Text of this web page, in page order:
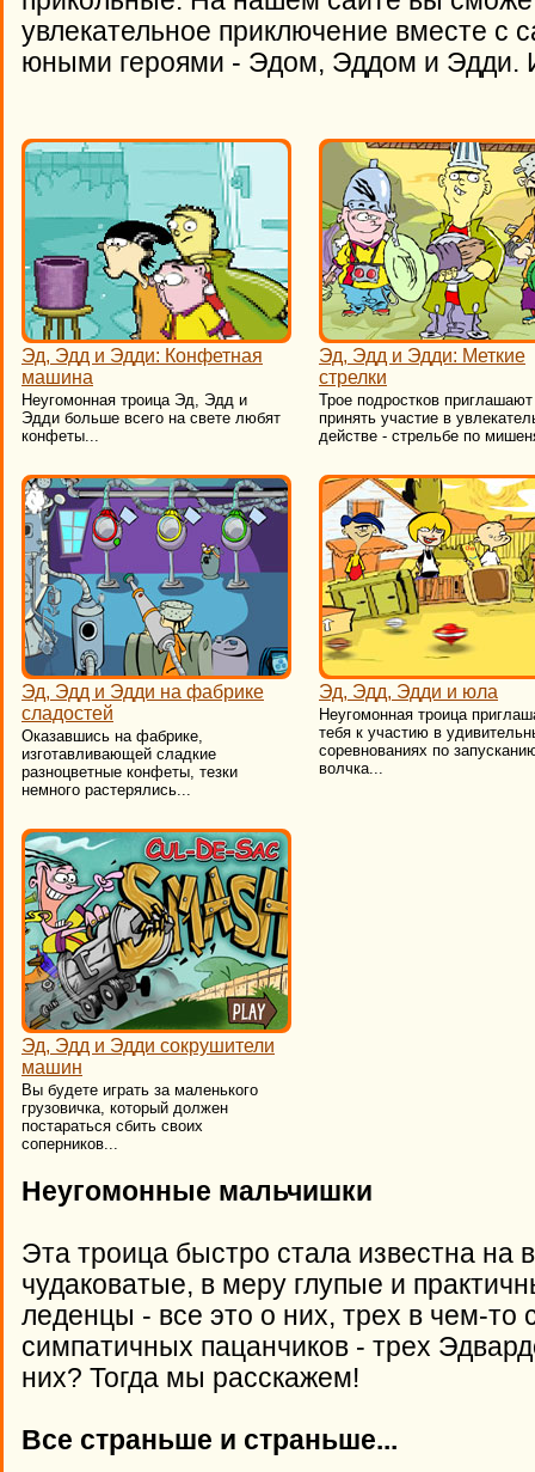
увлекательное приключение вместе
юными героями - Эдом, Эддом и Эдди.
Эд, Эдд и Эдди: Конфетная
машина
Неугомонная троица Эд, Эдд и
Эдди больше всего на свете любят
конфеты...
Эд, Эдд и Эдди: Меткие
стрелки
Трое подростков приглашают
принять участие в
действе - стрельбе по
Эд, Эдд и Эдди на фабрике
сладостей
Оказавшись на фабрике,
изготавливающей сладкие
разноцветные конфеты, тезки
немного растерялись...
Эд, Эдд, Эдди и юла
Неугомонная троица
тебя к участию в
соревнованиях по
волчка...
Эд, Эдд и Эдди сокрушители
машин
Вы будете играть за маленького
грузовичка, который должен
постараться сбить своих
соперников...
Неугомонные мальчишки
Эта троица быстро стала известна
чудаковатые, в меру глупые и
леденцы - все это о них, трех в чем-то
симпатичных пацанчиков - трех
них? Тогда мы расскажем!
Все страньше и страньше...